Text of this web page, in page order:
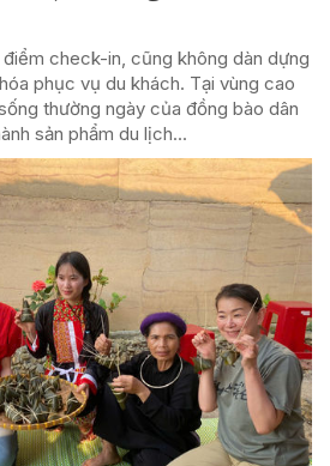
check-in, cũng không dàn dựng
phục vụ du khách. Tại vùng cao
thường ngày của đồng bào dân
sản phẩm du lịch...